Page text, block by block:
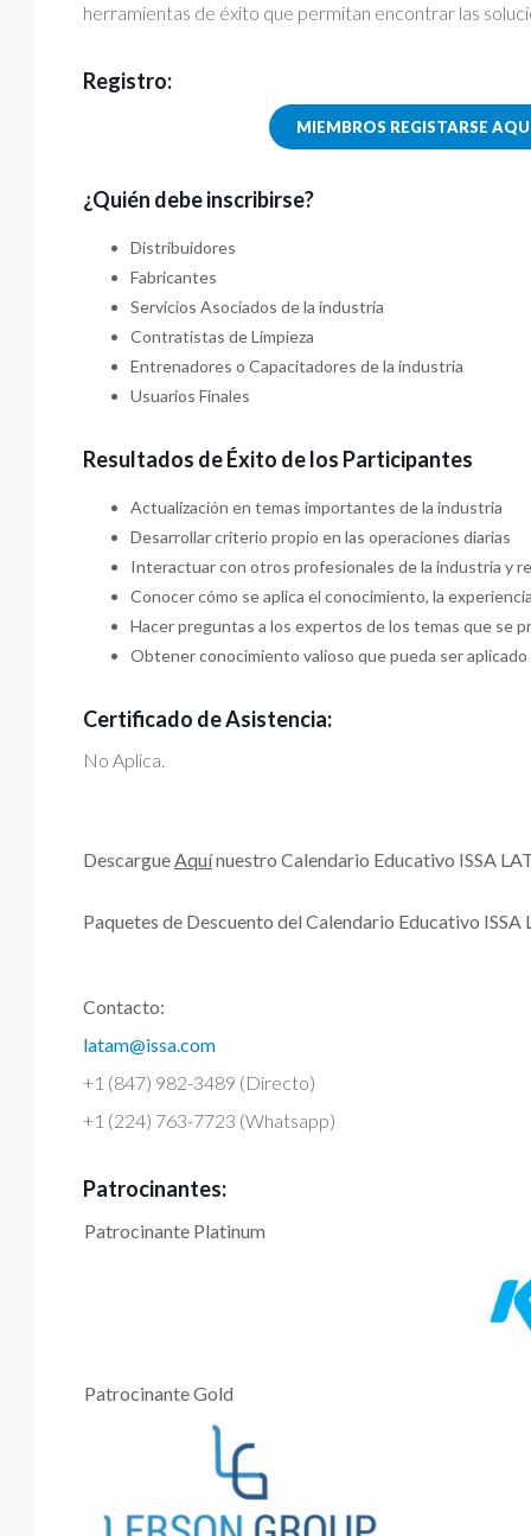
herramientas de éxito que permitan encontrar las
Registro:
MIEMBROS REGISTARSE
¿Quién debe inscribirse?
Distribuidores
Fabricantes
Servicios Asociados de la industria
Contratistas de Limpieza
Entrenadores o Capacitadores de la industria
Usuarios Finales
Resultados de Éxito de los Participantes
Actualización en temas importantes de la industria
Desarrollar criterio propio en las operaciones diarias
Interactuar con otros profesionales de la industria y
Conocer cómo se aplica el conocimiento, la
Hacer preguntas a los expertos de los temas que se
Obtener conocimiento valioso que pueda ser
Certificado de Asistencia:
No Aplica.
DescargueAquínuestro Calendario Educativo ISSA
Paquetes de Descuento del Calendario Educativo ISSA
Contacto:
latam@issa.com
+1 (847) 982-3489 (Directo)
+1 (224) 763-7723 (Whatsapp)
Patrocinantes:
Patrocinante Platinum
Patrocinante Gold